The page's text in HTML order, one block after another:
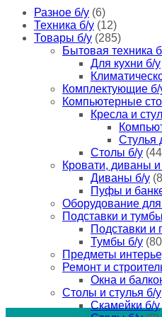
Разное б/у (6)
Техника б/у (12)
Товары б/у (285)
Бытовая техника
Для кухни б/у
Комплектующие б/
Компьютерные
Кресла и
Стулья
Столы б/у
Кровати, диваны
Диваны б/у
Пуфы и
Оборудование
Подставки и
Подставки и
Тумбы б/у
Предметы
Ремонт и
Окна и
Столы и стулья б/у
Скамейки б/у